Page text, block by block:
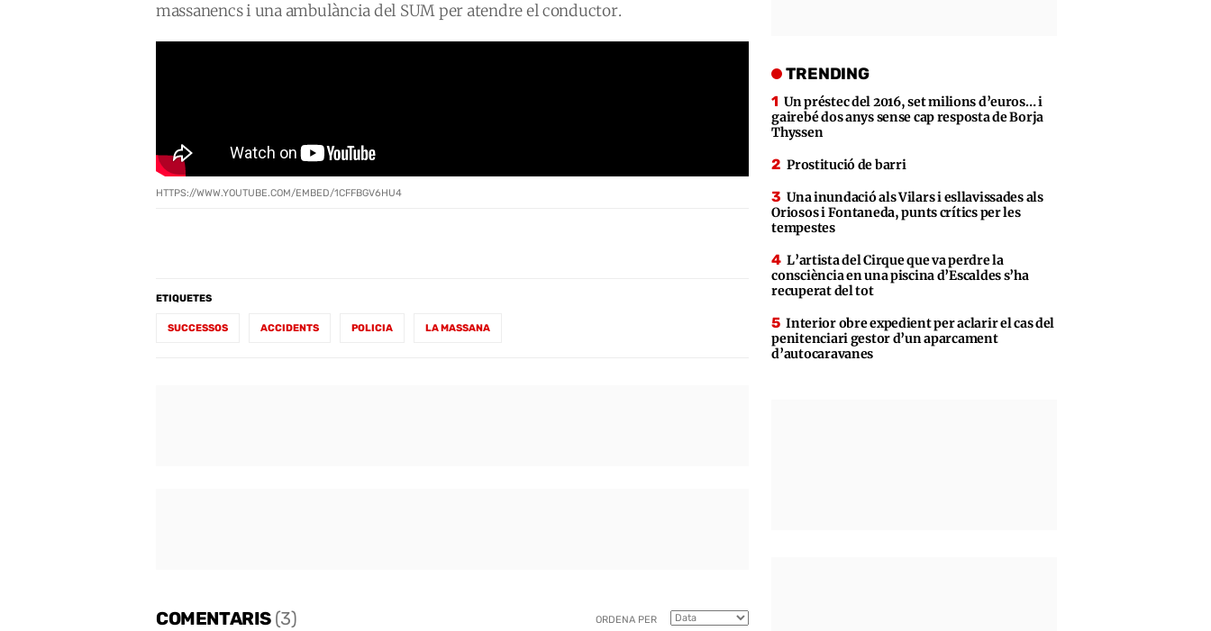
massanencs i una ambulància del SUM per atendre el conductor.
HTTPS://WWW.YOUTUBE.COM/EMBED/1CFFBGV6HU4
ETIQUETES
SUCCESSOS ACCIDENTS POLICIA LA MASSANA
COMENTARIS (3) ORDENA PER
TRENDING
Un préstec del 2016, set milions d’euros… i
gairebé dos anys sense cap resposta de Borja
Thyssen
Prostitució de barri
Una inundació als Vilars i esllavissades als
Oriosos i Fontaneda, punts crítics per les
tempestes
L’artista del Cirque que va perdre la
consciència en una piscina d’Escaldes s’ha
recuperat del tot
Interior obre expedient per aclarir el cas del
penitenciari gestor d’un aparcament
d’autocaravanes